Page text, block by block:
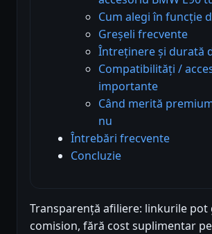
Cum alegi în funcție
Greșeli frecvente
Întreținere și durată
Compatibilități /
importante
Când merită
nu
Întrebări frecvente
Concluzie
Transparență afiliere: linkurile pot
comision, fără cost suplimentar